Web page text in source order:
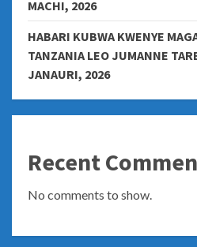
MACHI, 2026
HABARI KUBWA KWENYE
TANZANIA LEO JUMANNE
JANAURI, 2026
Recent
No comments to show.